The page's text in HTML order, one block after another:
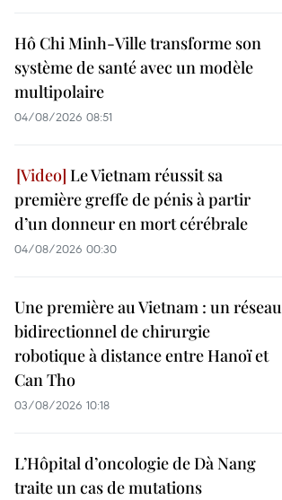
Hô Chi Minh-Ville transforme son
système de santé avec un modèle
multipolaire
04/08/2026 08:51
Le Vietnam réussit sa
première greffe de pénis à partir
d’un donneur en mort cérébrale
04/08/2026 00:30
Une première au Vietnam : un réseau
bidirectionnel de chirurgie
robotique à distance entre Hanoï et
Can Tho
03/08/2026 10:18
L’Hôpital d’oncologie de Dà Nang
traite un cas de mutations